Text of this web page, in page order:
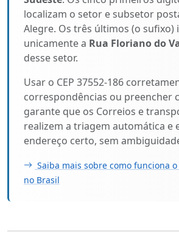
localizam o setor e subsetor
Alegre. Os três últimos (o sufixo)
unicamente a Rua Floriano do
desse setor.
Usar o CEP 37552-186
correspondências ou preencher
garante que os Correios e
realizem a triagem automática e
endereço certo, sem
Saiba mais sobre como funciona o
no Brasil